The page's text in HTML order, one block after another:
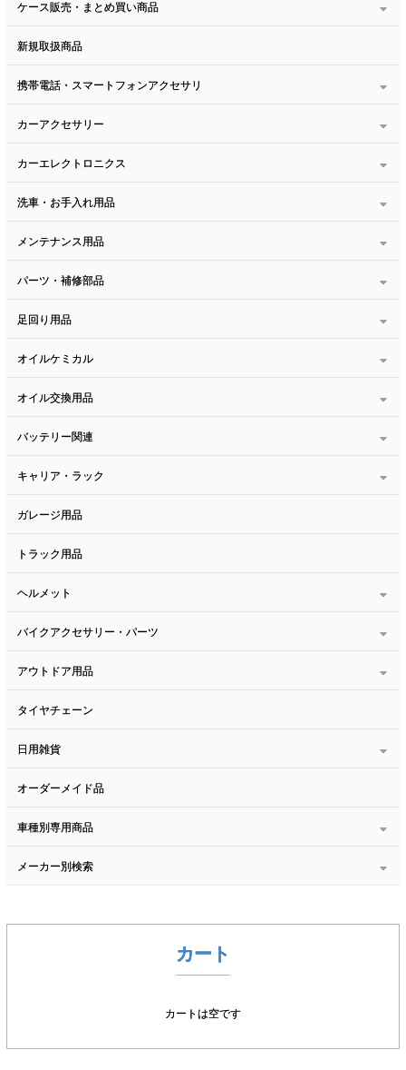
ケース販売・まとめ買い商品
新規取扱商品
携帯電話・スマートフォンアクセサリ
カーアクセサリー
カーエレクトロニクス
洗車・お手入れ用品
メンテナンス用品
パーツ・補修部品
足回り用品
オイルケミカル
オイル交換用品
バッテリー関連
キャリア・ラック
ガレージ用品
トラック用品
ヘルメット
バイクアクセサリー・パーツ
アウトドア用品
タイヤチェーン
日用雑貨
オーダーメイド品
車種別専用商品
メーカー別検索
カート
カートは空です